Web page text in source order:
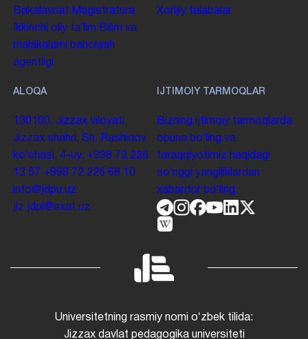
Bakalavriat Magistratura
Ikkinchi oliy taʼlim Bilim va
malakalarni baholash
agentligi
Xorijiy talabalar
ALOQA
130100. Jizzax viloyati,
Jizzax shahri, Sh. Rashidov
koʻchasi, 4-uy. +998 72 226
13 57 +998 72 226 68 10
info@jdpu.uz
jiz.jdpi@exat.uz
IJTIMOIY TARMOQLAR
Bizning ijtimoiy tarmoqlarda
obuna boʻling va
taraqqiyotimiz haqidagi
soʻnggi yangiliklardan
xabardor boʻling.
Universitetning rasmiy nomi oʻzbek tilida:
Jizzax davlat pedagogika universiteti